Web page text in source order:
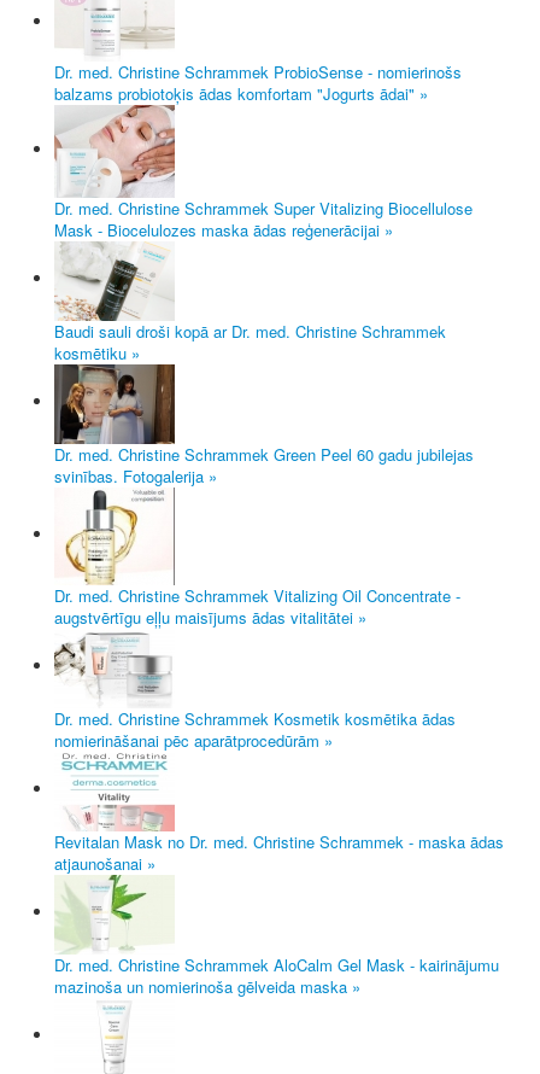
Dr. med. Christine Schrammek ProbioSense - nomierinošs
balzams probiotoķis ādas komfortam "Jogurts ādai" »
Dr. med. Christine Schrammek Super Vitalizing Biocellulose
Mask - Biocelulozes maska ādas reģenerācijai »
Baudi sauli droši kopā ar Dr. med. Christine Schrammek
kosmētiku »
Dr. med. Christine Schrammek Green Peel 60 gadu jubilejas
svinības. Fotogalerija »
Dr. med. Christine Schrammek Vitalizing Oil Concentrate -
augstvērtīgu eļļu maisījums ādas vitalitātei »
Dr. med. Christine Schrammek Kosmetik kosmētika ādas
nomierināšanai pēc aparātprocedūrām »
Revitalan Mask no Dr. med. Christine Schrammek - maska ādas
atjaunošanai »
Dr. med. Christine Schrammek AloCalm Gel Mask - kairinājumu
mazinoša un nomierinoša gēlveida maska »